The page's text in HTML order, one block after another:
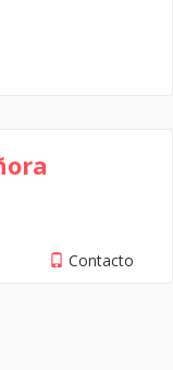
Contacto